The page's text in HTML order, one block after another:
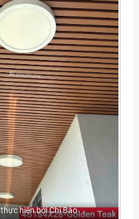
hiện bởi Chí Bảo